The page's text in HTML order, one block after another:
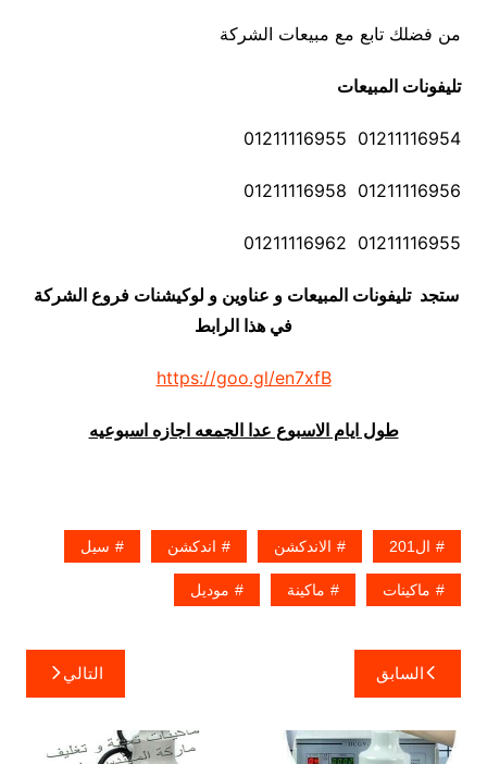
من فضلك تابع مع مبيعات الشركة
تليفونات المبيعات
01211116954 01211116955
01211116956 01211116958
01211116955 01211116962
ستجد تليفونات المبيعات و عناوين و لوكيشنات فروع الشركة
في هذا الرابط
https://goo.gl/en7xfB
طول ايام الاسبوع عدا الجمعه اجازه اسبوعيه
ال201 الاندكشن اندكشن سيل
ماكينات ماكينة موديل
تصفّح
المقالات
السابق التالي